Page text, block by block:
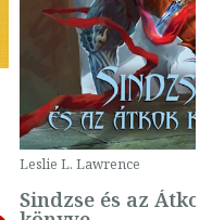
Leslie L. Lawrence
Sindzse és az Átkok